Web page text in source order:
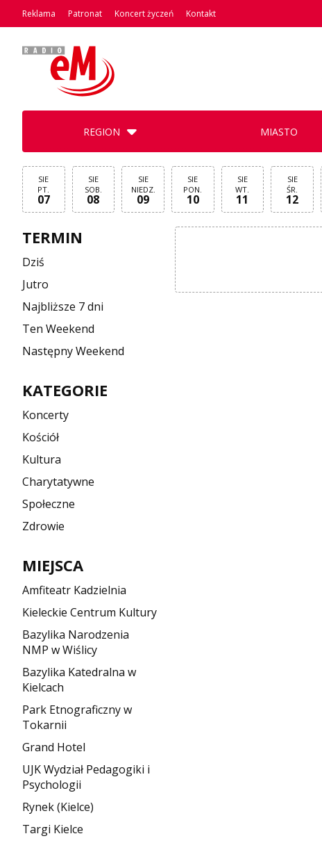
Reklama Patronat Koncert życzeń Kontakt
REGION MIASTO
SIE
PT.
07
SIE
SOB.
08
SIE
NIEDZ.
09
SIE
PON.
10
SIE
WT.
11
SIE
ŚR.
12
TERMIN
Dziś
Jutro
Najbliższe 7 dni
Ten Weekend
Następny Weekend
KATEGORIE
Koncerty
Kościół
Kultura
Charytatywne
Społeczne
Zdrowie
MIEJSCA
Amfiteatr Kadzielnia
Kieleckie Centrum Kultury
Bazylika Narodzenia
NMP w Wiślicy
Bazylika Katedralna w
Kielcach
Park Etnograficzny w
Tokarnii
Grand Hotel
UJK Wydział Pedagogiki i
Psychologii
Rynek (Kielce)
Targi Kielce